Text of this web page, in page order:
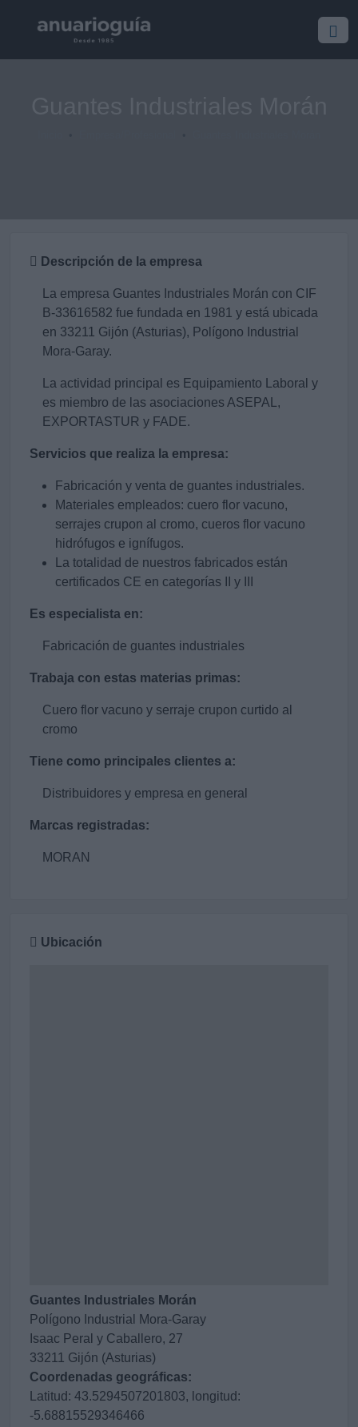
Descripción de la empresa
La empresa Guantes Industriales Morán con CIF
B-33616582 fue fundada en 1981 y está ubicada
en 33211 Gijón (Asturias), Polígono Industrial
Mora-Garay.
La actividad principal es Equipamiento Laboral y
es miembro de las asociaciones ASEPAL,
EXPORTASTUR y FADE.
Servicios que realiza la empresa:
Fabricación y venta de guantes industriales.
Materiales empleados: cuero flor vacuno,
serrajes crupon al cromo, cueros flor vacuno
hidrófugos e ignífugos.
La totalidad de nuestros fabricados están
certificados CE en categorías II y III
Es especialista en:
Fabricación de guantes industriales
Trabaja con estas materias primas:
Cuero flor vacuno y serraje crupon curtido al
cromo
Tiene como principales clientes a:
Distribuidores y empresa en general
Marcas registradas:
MORAN
Ubicación
Guantes Industriales Morán
Polígono Industrial Mora-Garay
Isaac Peral y Caballero, 27
33211 Gijón (Asturias)
Coordenadas geográficas:
Latitud: 43.5294507201803, longitud:
-5.68815529346466